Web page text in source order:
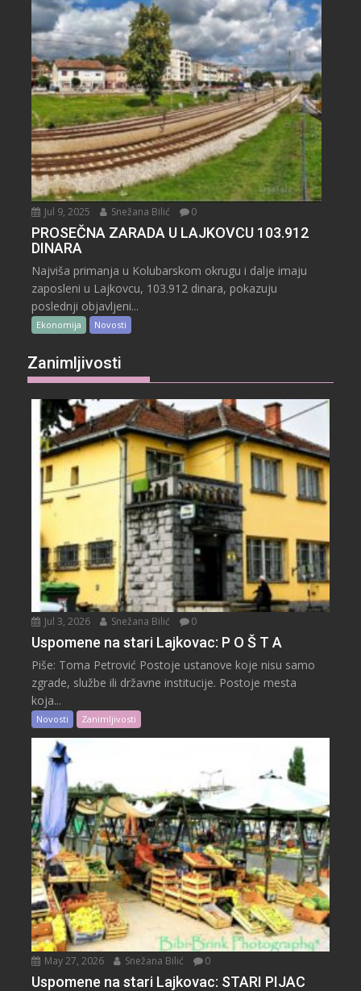
Jul 9, 2025 Snežana Bilić 0
PROSEČNA ZARADA U LAJKOVCU 103.912
DINARA
Najviša primanja u Kolubarskom okrugu i dalje imaju
zaposleni u Lajkovcu, 103.912 dinara, pokazuju
poslednji objavljeni...
Ekonomija Novosti
Zanimljivosti
Jul 3, 2026 Snežana Bilić 0
Uspomene na stari Lajkovac: P O Š T A
Piše: Toma Petrović Postoje ustanove koje nisu samo
zgrade, službe ili državne institucije. Postoje mesta
koja...
Novosti Zanimljivosti
May 27, 2026 Snežana Bilić 0
Uspomene na stari Lajkovac: STARI PIJAC